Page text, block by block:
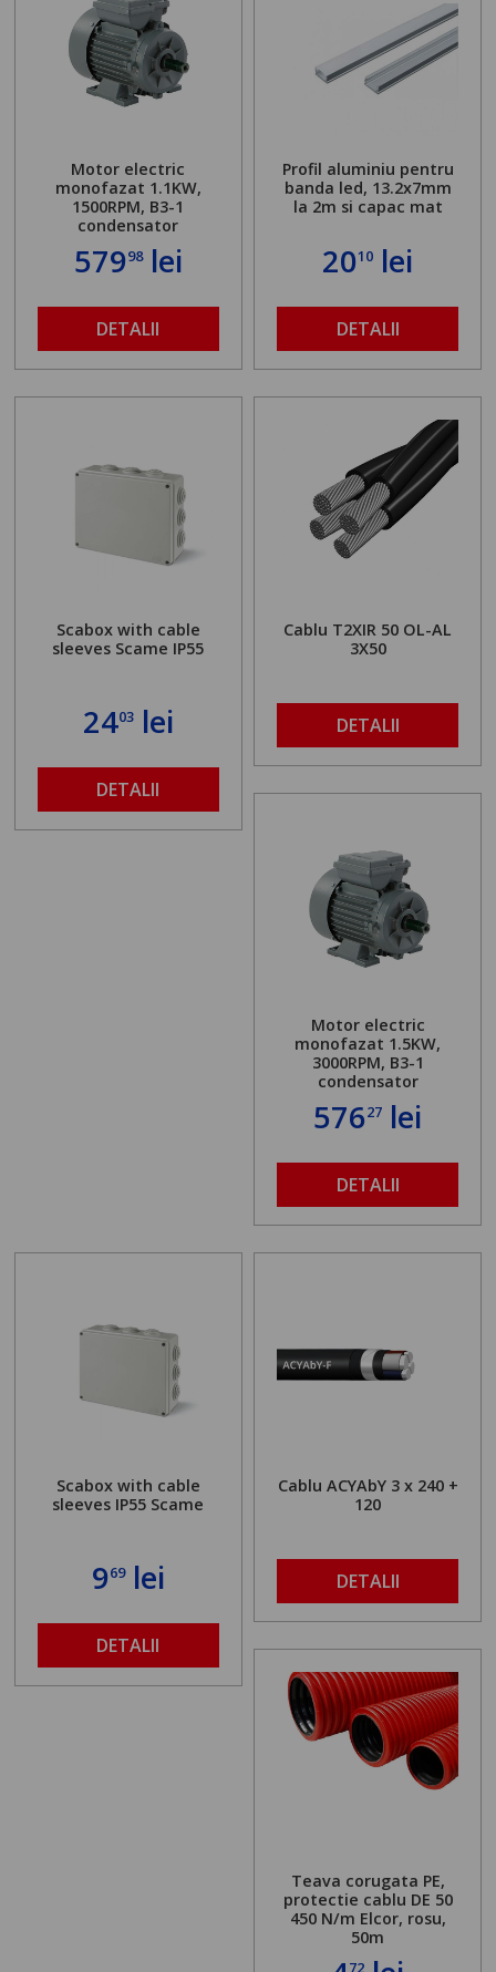
Motor electric
monofazat 1.1KW,
1500RPM, B3-1
condensator
57998lei
DETALII
Profil aluminiu pentru
banda led, 13.2x7mm
la 2m si capac mat
2010 lei
DETALII
Scabox with cable
sleeves Scame IP55
2403lei
DETALII
Cablu T2XIR 50 OL-AL
3X50
DETALII
Motor electric
monofazat 1.5KW,
3000RPM, B3-1
condensator
57627 lei
DETALII
Scabox with cable
sleeves IP55 Scame
969lei
DETALII
Cablu ACYAbY 3 x 240 +
120
DETALII
Teava corugata PE,
protectie cablu DE 50
450 N/m Elcor, rosu,
50m
72